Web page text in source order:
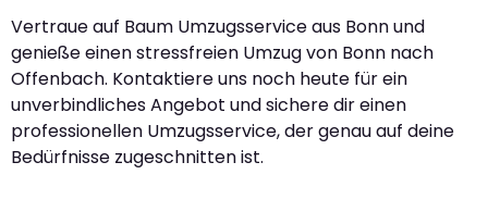
Vertraue auf Baum Umzugsservice aus Bonn und
genieße einen stressfreien Umzug von Bonn nach
Offenbach. Kontaktiere uns noch heute für ein
unverbindliches Angebot und sichere dir einen
professionellen Umzugsservice, der genau auf deine
Bedürfnisse zugeschnitten ist.